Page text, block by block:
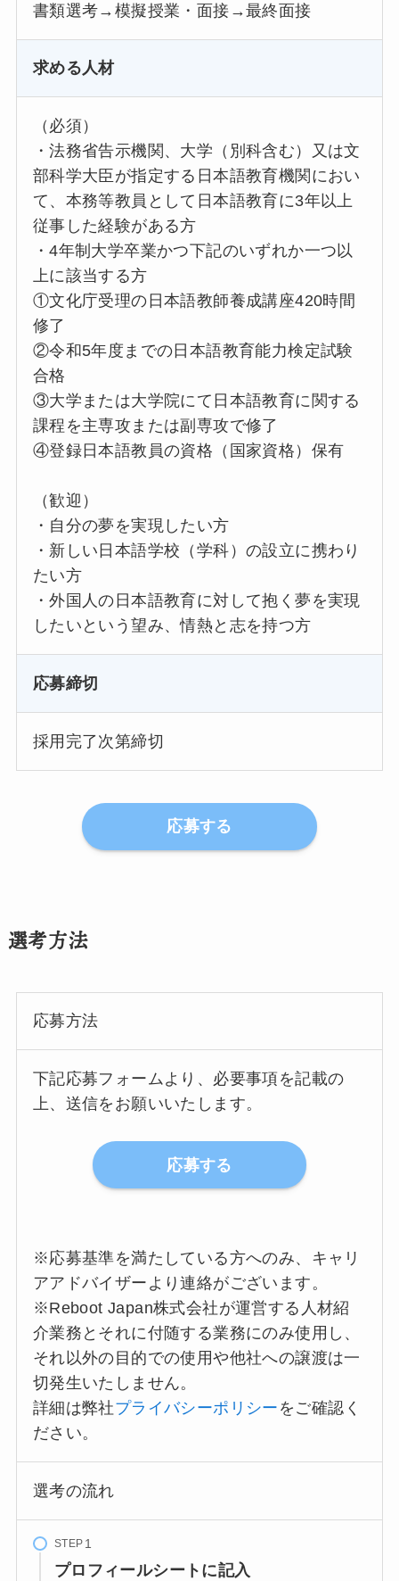
書類選考→模擬授業・面接→最終面接
求める人材
（必須）
・法務省告示機関、大学（別科含む）又は文
部科学大臣が指定する日本語教育機関におい
て、本務等教員として日本語教育に3年以上
従事した経験がある方
・4年制大学卒業かつ下記のいずれか一つ以
上に該当する方
①文化庁受理の日本語教師養成講座420時間
修了
②令和5年度までの日本語教育能力検定試験
合格
③大学または大学院にて日本語教育に関する
課程を主専攻または副専攻で修了
④登録日本語教員の資格（国家資格）保有
（歓迎）
・自分の夢を実現したい方
・新しい日本語学校（学科）の設立に携わり
たい方
・外国人の日本語教育に対して抱く夢を実現
したいという望み、情熱と志を持つ方
応募締切
採用完了次第締切
応募する
選考方法
応募方法
下記応募フォームより、必要事項を記載の
上、送信をお願いいたします。
応募する
※応募基準を満たしている方へのみ、キャリ
アアドバイザーより連絡がございます。
※Reboot Japan株式会社が運営する人材紹
介業務とそれに付随する業務にのみ使用し、
それ以外の目的での使用や他社への譲渡は一
切発生いたしません。
詳細は弊社プライバシーポリシー をご確認く
ださい。
選考の流れ
STEP
プロフィールシートに記入